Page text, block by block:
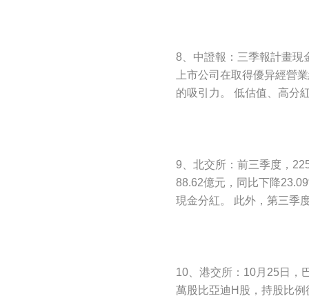
8、中證報：三季報計畫現
上市公司在取得優异經營
的吸引力。 低估值、高分
9、北交所：前三季度，
88.62億元，同比下降
現金分紅。 此外，第三季
10、港交所：10月25日，
萬股比亞迪H股，持股比